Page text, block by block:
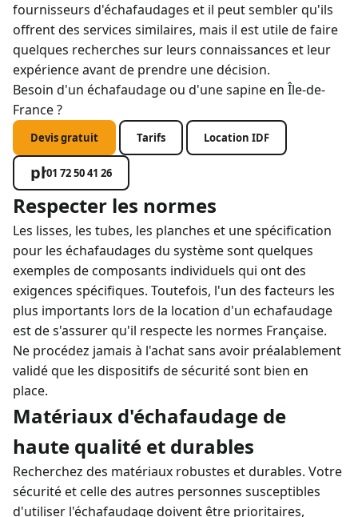
fournisseurs d'échafaudages et il peut sembler qu'ils
offrent des services similaires, mais il est utile de faire
quelques recherches sur leurs connaissances et leur
expérience avant de prendre une décision.
Besoin d'un échafaudage ou d'une sapine en Île-de-
France ?
Devis gratuit Tarifs Location IDF
phone_in_talk
01 72 50 41 26
Respecter les normes
Les lisses, les tubes, les planches et une spécification
pour les échafaudages du système sont quelques
exemples de composants individuels qui ont des
exigences spécifiques. Toutefois, l'un des facteurs les
plus importants lors de la location d'un echafaudage
est de s'assurer qu'il respecte les normes Française.
Ne procédez jamais à l'achat sans avoir préalablement
validé que les dispositifs de sécurité sont bien en
place.
Matériaux d'échafaudage de
haute qualité et durables
Recherchez des matériaux robustes et durables. Votre
sécurité et celle des autres personnes susceptibles
d'utiliser l'échafaudage doivent être prioritaires,